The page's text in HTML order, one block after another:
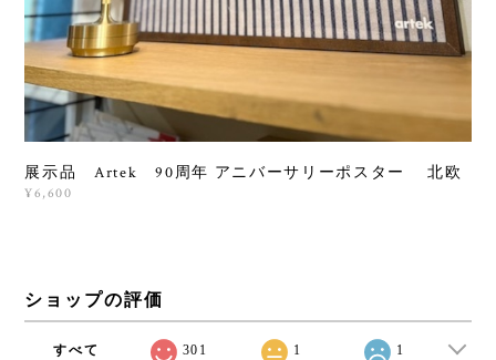
展示品 Artek 90周年 アニバーサリーポスター 北欧
¥6,600
ショップの評価
すべて 301 1 1